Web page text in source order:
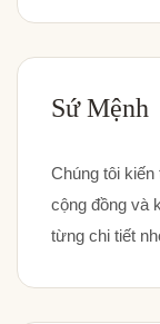
Sứ Mệnh
Chúng tôi
cộng đồng và
từng chi tiết